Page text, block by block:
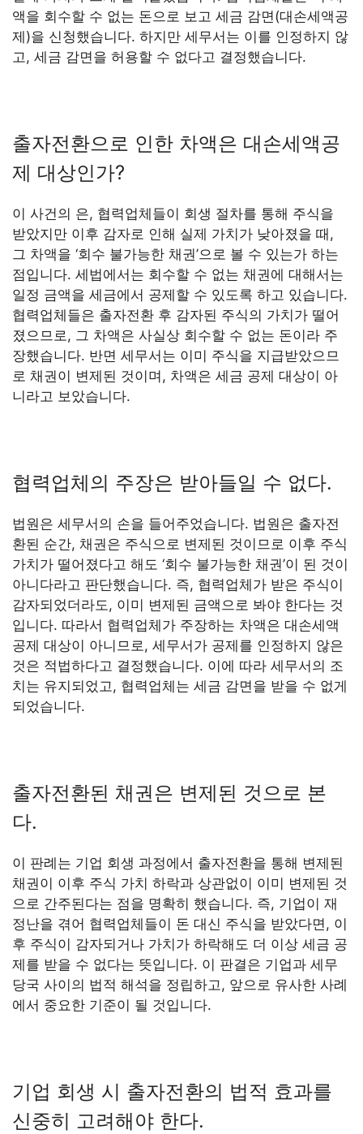
액을 회수할 수 없는 돈으로 보고 세금 감면(대손세액공
제)을 신청했습니다. 하지만 세무서는 이를 인정하지 않
고, 세금 감면을 허용할 수 없다고 결정했습니다.
출자전환으로 인한 차액은 대손세액공
제 대상인가?
이 사건의 은, 협력업체들이 회생 절차를 통해 주식을
받았지만 이후 감자로 인해 실제 가치가 낮아졌을 때,
그 차액을 ‘회수 불가능한 채권’으로 볼 수 있는가 하는
점입니다. 세법에서는 회수할 수 없는 채권에 대해서는
일정 금액을 세금에서 공제할 수 있도록 하고 있습니다.
협력업체들은 출자전환 후 감자된 주식의 가치가 떨어
졌으므로, 그 차액은 사실상 회수할 수 없는 돈이라 주
장했습니다. 반면 세무서는 이미 주식을 지급받았으므
로 채권이 변제된 것이며, 차액은 세금 공제 대상이 아
니라고 보았습니다.
협력업체의 주장은 받아들일 수 없다.
법원은 세무서의 손을 들어주었습니다. 법원은 출자전
환된 순간, 채권은 주식으로 변제된 것이므로 이후 주식
가치가 떨어졌다고 해도 ‘회수 불가능한 채권’이 된 것이
아니다라고 판단했습니다. 즉, 협력업체가 받은 주식이
감자되었더라도, 이미 변제된 금액으로 봐야 한다는 것
입니다. 따라서 협력업체가 주장하는 차액은 대손세액
공제 대상이 아니므로, 세무서가 공제를 인정하지 않은
것은 적법하다고 결정했습니다. 이에 따라 세무서의 조
치는 유지되었고, 협력업체는 세금 감면을 받을 수 없게
되었습니다.
출자전환된 채권은 변제된 것으로 본
다.
이 판례는 기업 회생 과정에서 출자전환을 통해 변제된
채권이 이후 주식 가치 하락과 상관없이 이미 변제된 것
으로 간주된다는 점을 명확히 했습니다. 즉, 기업이 재
정난을 겪어 협력업체들이 돈 대신 주식을 받았다면, 이
후 주식이 감자되거나 가치가 하락해도 더 이상 세금 공
제를 받을 수 없다는 뜻입니다. 이 판결은 기업과 세무
당국 사이의 법적 해석을 정립하고, 앞으로 유사한 사례
에서 중요한 기준이 될 것입니다.
기업 회생 시 출자전환의 법적 효과를
신중히 고려해야 한다.